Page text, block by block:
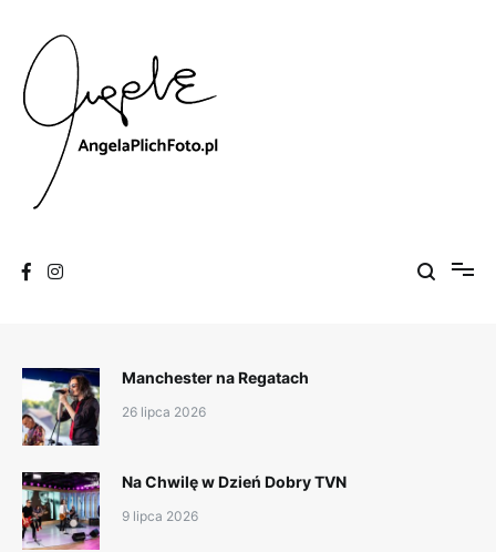
content
Manchester na Regatach
26 lipca 2026
Na Chwilę w Dzień Dobry TVN
9 lipca 2026